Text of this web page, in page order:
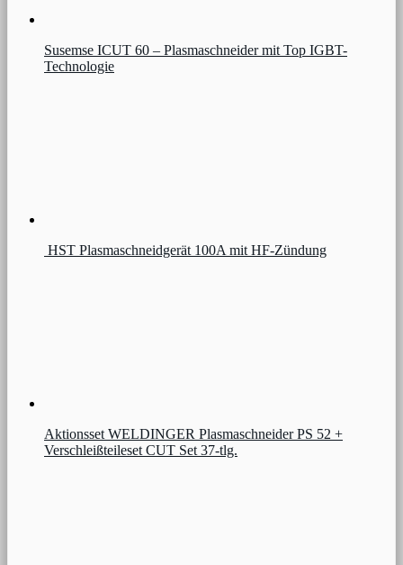
Susemse ICUT 60 – Plasmaschneider mit Top IGBT-
Technologie
HST Plasmaschneidgerät 100A mit HF-Zündung
Aktionsset WELDINGER Plasmaschneider PS 52 +
Verschleißteileset CUT Set 37-tlg.